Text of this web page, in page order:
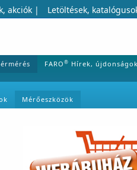
akciók | Letöltések,
FARO® Hírek, újdonságok
Mérőeszközök